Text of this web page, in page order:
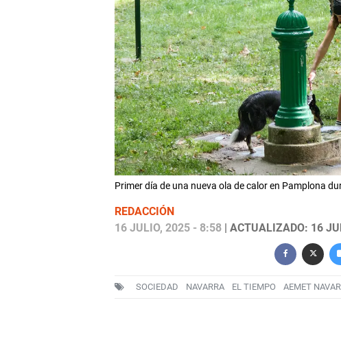
Primer día de una nueva ola de calor en Pamplona
REDACCIÓN
16 JULIO, 2025 - 8:58| ACTUALIZADO: 16
SOCIEDAD NAVARRA EL TIEMPO AEMET